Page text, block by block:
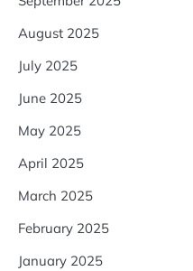
August 2025
July 2025
June 2025
May 2025
April 2025
March 2025
February 2025
January 2025